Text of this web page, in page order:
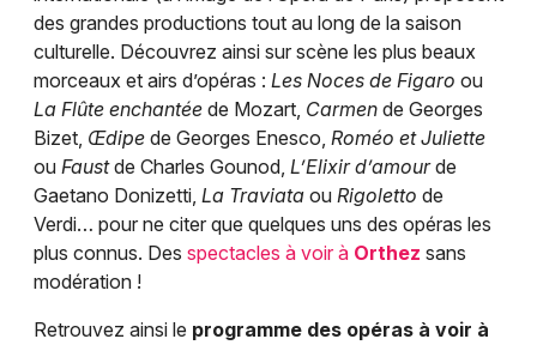
des grandes productions tout au long de la saison
culturelle. Découvrez ainsi sur scène les plus beaux
morceaux et airs d’opéras : Les Noces de Figaro ou
La Flûte enchantée de Mozart, Carmen de Georges
Bizet, Œdipe de Georges Enesco, Roméo et Juliette
ou Faustde Charles Gounod, L’Elixir d’amourde
Gaetano Donizetti, La Traviata ou Rigoletto de
Verdi… pour ne citer que quelques uns des opéras les
plus connus. Des spectacles à voir à Orthez sans
modération !
Retrouvez ainsi le programme des opéras à voir à